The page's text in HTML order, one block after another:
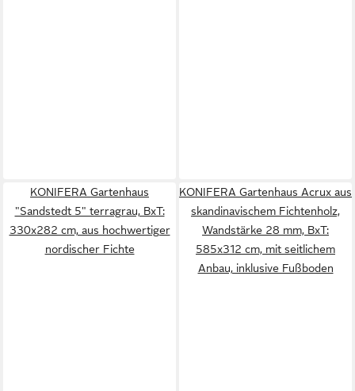
KONIFERA Gartenhaus
"Sandstedt 5" terragrau, BxT:
330x282 cm, aus hochwertiger
nordischer Fichte
KONIFERA Gartenhaus Acrux aus
skandinavischem Fichtenholz,
Wandstärke 28 mm, BxT:
585x312 cm, mit seitlichem
Anbau, inklusive Fußboden